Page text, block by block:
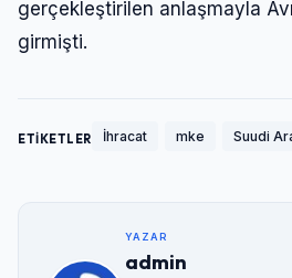
gerçekleştirilen anlaşmayla
girmişti.
ETİKETLER İhracat mke Suudi
YAZAR
admin